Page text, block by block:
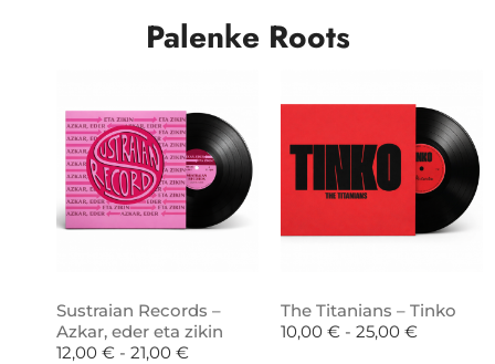
Palenke Roots
Sustraian Records –
Azkar, eder eta zikin
12,00 € - 21,00 €
The Titanians – Tinko
10,00 € - 25,00 €